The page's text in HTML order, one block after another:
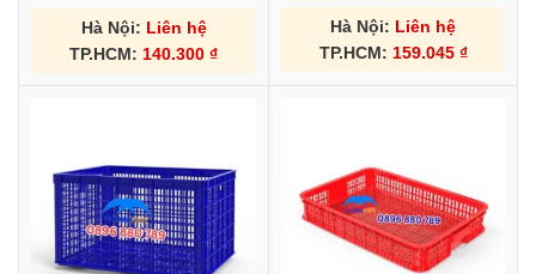
Hà Nội: Liên hệ
TP.HCM: 140.300 ₫
Hà Nội: Liên hệ
TP.HCM: 159.045 ₫